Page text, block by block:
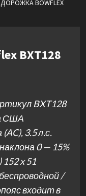
BOWFLEX
BXT128
BXT128
США
3.5 л.с.
0 — 15%
x 51
/
входит в